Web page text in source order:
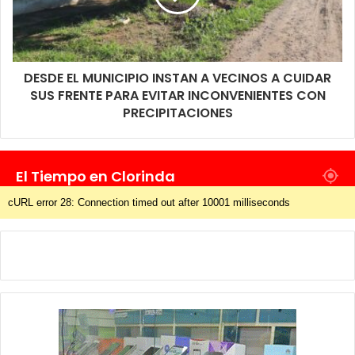
DESDE EL MUNICIPIO INSTAN A VECINOS A CUIDAR
SUS FRENTE PARA EVITAR INCONVENIENTES CON
PRECIPITACIONES
El Tiempo en Clorinda
cURL error 28: Connection timed out after 10001 milliseconds